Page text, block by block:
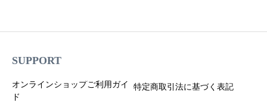
SUPPORT
オンラインショップご利用ガイ
ド
特定商取引法に基づく表記